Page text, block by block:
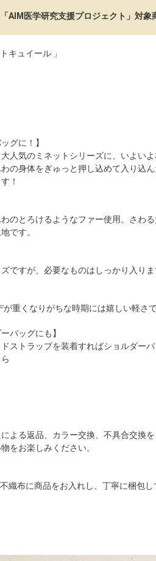
AIM医学研究支援プロジェクト」対象
キュイール 」
グに！】
人気のミネットシリーズに、いよい
の身体をぎゅっと押し込めて入り込
！
のとろけるようなファー使用。さわ
です。
ですが、必要なものはしっかり入りま
重くなりがちな時期には嬉しい軽さで
バッグにも】
ストラップを装着すればショルダーバ
よる返品、カラー交換、不具合交換
をお楽しみください。
織布に商品をお入れし、丁寧に梱包し